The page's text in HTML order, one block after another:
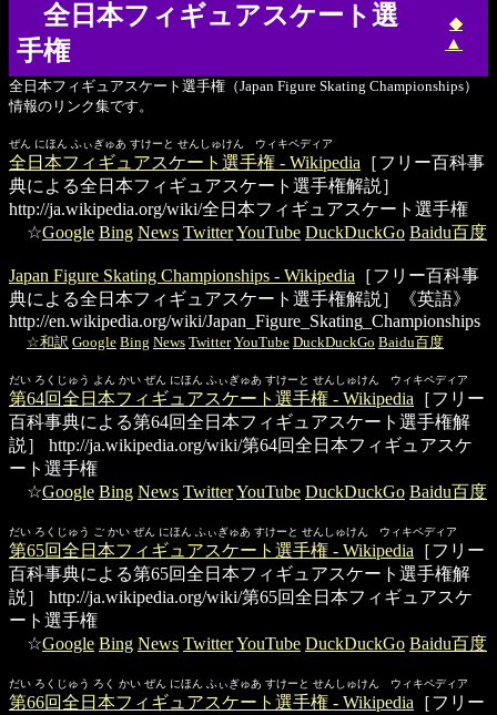
全日本フィギュアスケート選
手権
◆
▲
全日本フィギュアスケート選手権（Japan Figure Skating Championships）
情報のリンク集です。
ぜん にほん ふぃぎゅあ すけーと せんしゅけん ウィキペディア
全日本フィギュアスケート選手権 - Wikipedia ［フリー百科事
典による全日本フィギュアスケート選手権解説］
http://ja.wikipedia.org/wiki/全日本フィギュアスケート選手権
☆Google Bing News TwitterYouTube DuckDuckGo Baidu百度
Japan Figure Skating Championships - Wikipedia ［フリー百科事
典による全日本フィギュアスケート選手権解説］《英語》
http://en.wikipedia.org/wiki/Japan_Figure_Skating_Championships
☆和訳 Google Bing News Twitter YouTube DuckDuckGo Baidu百度
だい ろくじゅう よん かい ぜん にほん ふぃぎゅあ すけーと せんしゅけん ウィキペディア
第64回全日本フィギュアスケート選手権 - Wikipedia ［フリー
百科事典による第64回全日本フィギュアスケート選手権解
説］
http://ja.wikipedia.org/wiki/第64回全日本フィギュアスケ
ート選手権
☆Google Bing News TwitterYouTube DuckDuckGo Baidu百度
だい ろくじゅう ご かい ぜん にほん ふぃぎゅあ すけーと せんしゅけん ウィキペディア
第65回全日本フィギュアスケート選手権 - Wikipedia ［フリー
百科事典による第65回全日本フィギュアスケート選手権解
説］
http://ja.wikipedia.org/wiki/第65回全日本フィギュアスケ
ート選手権
☆Google Bing News TwitterYouTube DuckDuckGo Baidu百度
だい ろくじゅう ろく かい ぜん にほん ふぃぎゅあ すけーと せんしゅけん ウィキペディア
第66回全日本フィギュアスケート選手権 - Wikipedia ［フリー